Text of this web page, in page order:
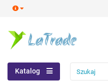
Katalog